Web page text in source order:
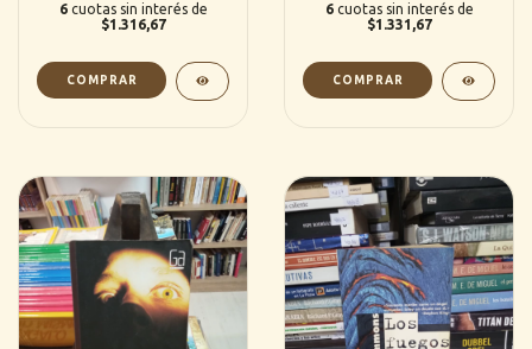
6 cuotas sin interés de
$1.316,67
6 cuotas sin interés de
$1.331,67